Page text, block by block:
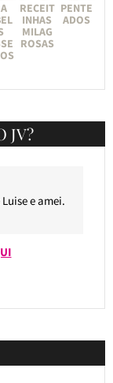
RECEIT
INHAS
MILAG
ROSAS
PENTE
ADOS
JV?
e amei.